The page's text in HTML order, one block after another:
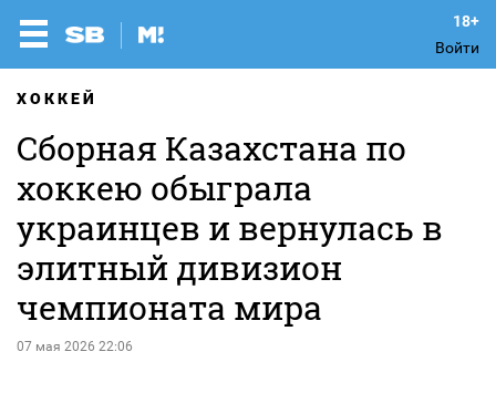
Войти
ХОККЕЙ
Сборная Казахстана по
хоккею обыграла
украинцев и вернулась в
элитный дивизион
чемпионата мира
07 мая 2026 22:06